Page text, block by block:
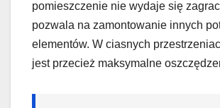
pomieszczenie nie wydaje się
pozwala na zamontowanie innych
elementów. W ciasnych
jest przecież maksymalne